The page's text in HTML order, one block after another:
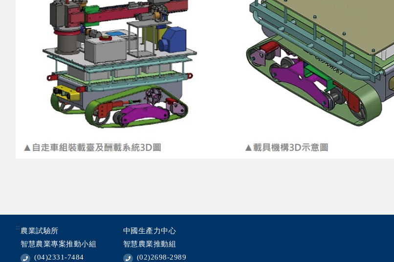
:::農業試驗所
智慧農業專案推動小組
(04)2331-7484
中國生產力中心
智慧農業推動組
(02)2698-2989